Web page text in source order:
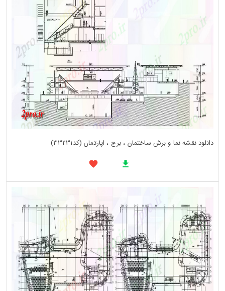
دانلود نقشه نما و برش ساختمان ، برج ، اپارتمان (کد33231)